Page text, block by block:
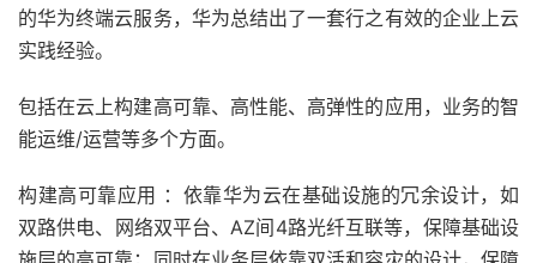
的华为终端云服务，华为总结出了一套行之有效的企业上云
实践经验。
包括在云上构建高可靠、高性能、高弹性的应用，业务的智
能运维/运营等多个方面。
构建高可靠应用 ：依靠华为云在基础设施的冗余设计，如
双路供电、网络双平台、AZ间4路光纤互联等，保障基础设